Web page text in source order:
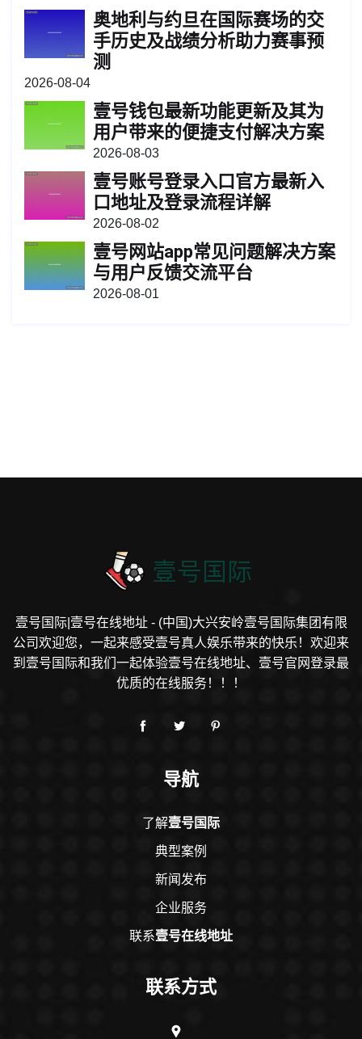
奥地利与约旦在国际赛场的交
手历史及战绩分析助力赛事预
测
2026-08-04
壹号钱包最新功能更新及其为
用户带来的便捷支付解决方案
2026-08-03
壹号账号登录入口官方最新入
口地址及登录流程详解
2026-08-02
壹号网站app常见问题解决方案
与用户反馈交流平台
2026-08-01
壹号国际|壹号在线地址 - (中国)大兴安岭壹号国际集团有限
公司欢迎您，一起来感受壹号真人娱乐带来的快乐！欢迎来
到壹号国际和我们一起体验壹号在线地址、壹号官网登录最
优质的在线服务！！！
导航
了解壹号国际
典型案例
新闻发布
企业服务
联系壹号在线地址
联系方式